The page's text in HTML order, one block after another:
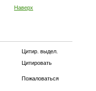
Наверх
Цитир. выдел.
Цитировать
Пожаловаться